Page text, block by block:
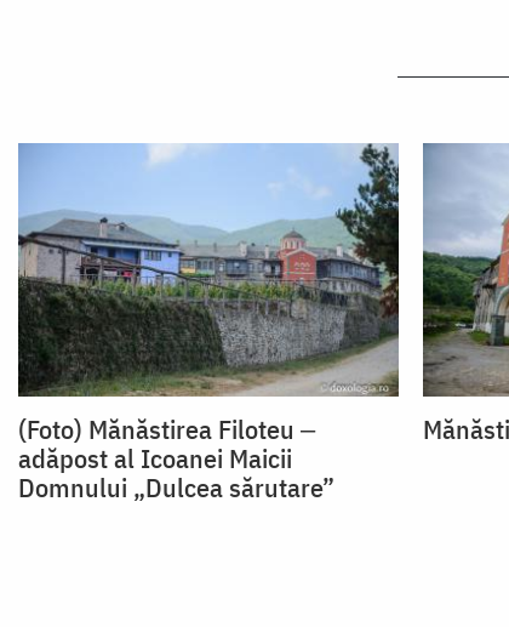
(Foto) Mănăstirea Filoteu ‒
adăpost al Icoanei Maicii
Domnului „Dulcea sărutare”